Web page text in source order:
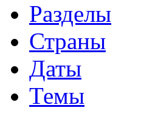
Разделы
Страны
Даты
Темы